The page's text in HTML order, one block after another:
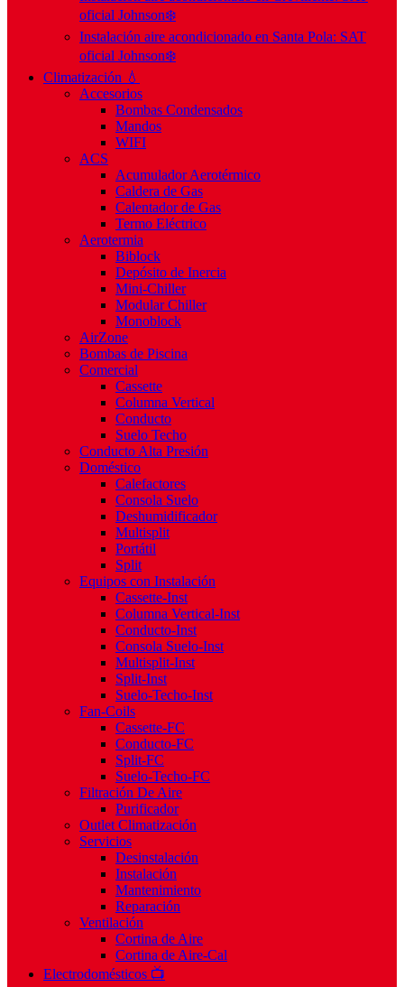
oficial Johnson❄️
Instalación aire acondicionado en Santa Pola: SAT
oficial Johnson❄️
Climatización 💧
Accesorios
Bombas Condensados
Mandos
WIFI
ACS
Acumulador Aerotérmico
Caldera de Gas
Calentador de Gas
Termo Eléctrico
Aerotermia
Biblock
Depósito de Inercia
Mini-Chiller
Modular Chiller
Monoblock
AirZone
Bombas de Piscina
Comercial
Cassette
Columna Vertical
Conducto
Suelo Techo
Conducto Alta Presión
Doméstico
Calefactores
Consola Suelo
Deshumidificador
Multisplit
Portátil
Split
Equipos con Instalación
Cassette-Inst
Columna Vertical-Inst
Conducto-Inst
Consola Suelo-Inst
Multisplit-Inst
Split-Inst
Suelo-Techo-Inst
Fan-Coils
Cassette-FC
Conducto-FC
Split-FC
Suelo-Techo-FC
Filtración De Aire
Purificador
Outlet Climatización
Servicios
Desinstalación
Instalación
Mantenimiento
Reparación
Ventilación
Cortina de Aire
Cortina de Aire-Cal
Electrodomésticos 📺